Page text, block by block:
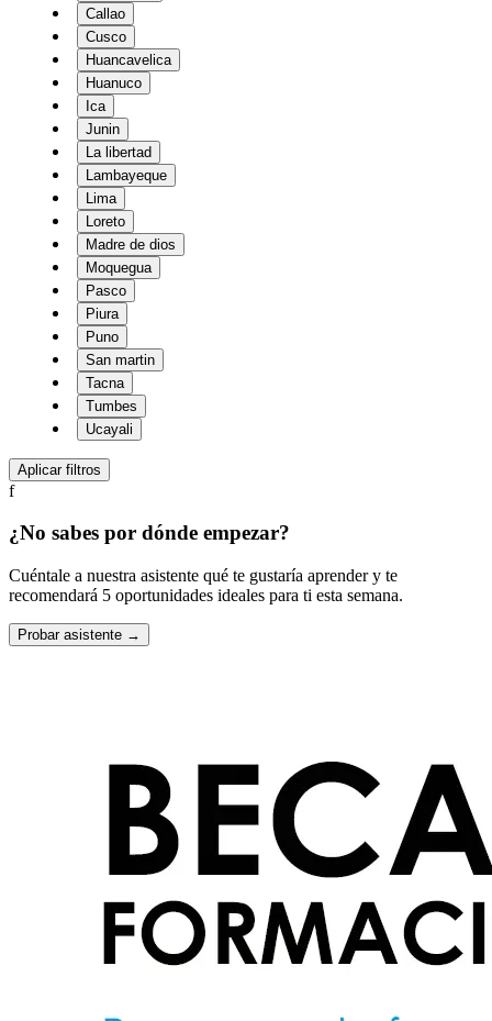
Callao
Cusco
Huancavelica
Huanuco
Ica
Junin
La libertad
Lambayeque
Lima
Loreto
Madre de dios
Moquegua
Pasco
Piura
Puno
San martin
Tacna
Tumbes
Ucayali
f
¿No sabes por dónde empezar?
Cuéntale a nuestra asistente qué te gustaría aprender y te
recomendará 5 oportunidades ideales para ti esta semana.
Probar asistente →